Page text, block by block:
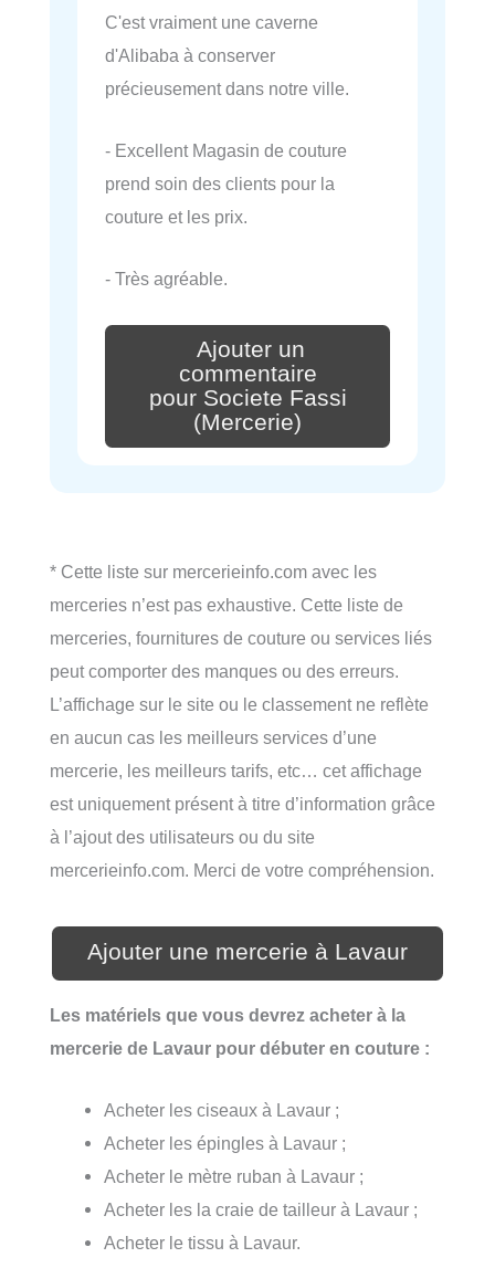
C'est vraiment une caverne
d'Alibaba à conserver
précieusement dans notre ville.
- Excellent Magasin de couture
prend soin des clients pour la
couture et les prix.
- Très agréable.
Ajouter un
commentaire
pour Societe Fassi
(Mercerie)
* Cette liste sur mercerieinfo.com avec les
merceries n’est pas exhaustive. Cette liste de
merceries, fournitures de couture ou services liés
peut comporter des manques ou des erreurs.
L’affichage sur le site ou le classement ne reflète
en aucun cas les meilleurs services d’une
mercerie, les meilleurs tarifs, etc… cet affichage
est uniquement présent à titre d’information grâce
à l’ajout des utilisateurs ou du site
mercerieinfo.com. Merci de votre compréhension.
Ajouter une mercerie à Lavaur
Les matériels que vous devrez acheter à la
mercerie de Lavaur pour débuter en couture :
Acheter les ciseaux à Lavaur ;
Acheter les épingles à Lavaur ;
Acheter le mètre ruban à Lavaur ;
Acheter les la craie de tailleur à Lavaur ;
Acheter le tissu à Lavaur.